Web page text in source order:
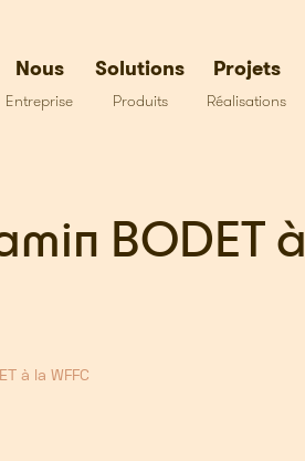
Nous
Entreprise
Solutions
Produits
Projets
Réalisations
BODET à
à la WFFC